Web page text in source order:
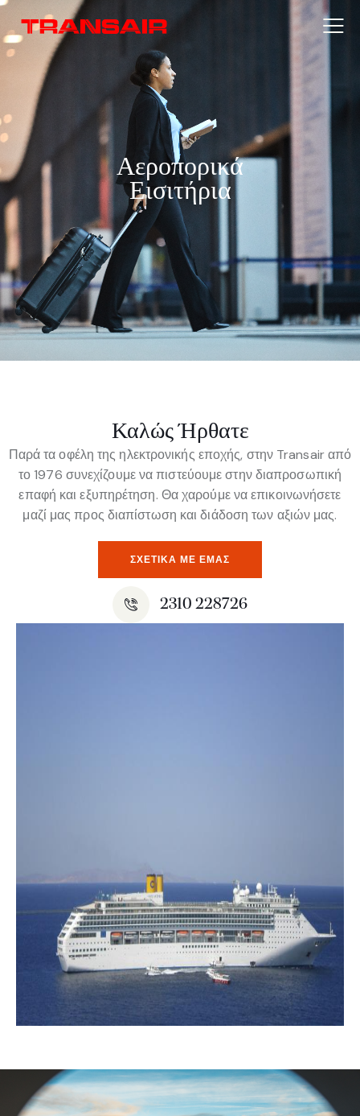
Αεροπορικά
Εισιτήρια
Καλώς Ήρθατε
Παρά τα οφέλη της ηλεκτρονικής εποχής, στην Transair από
το 1976 συνεχίζουμε να πιστεύουμε στην διαπροσωπική
επαφή και εξυπηρέτηση. Θα χαρούμε να επικοινωνήσετε
μαζί μας προς διαπίστωση και διάδοση των αξιών μας.
ΣΧΕΤΙΚΆ ΜΕ ΕΜΆΣ
2310 228726